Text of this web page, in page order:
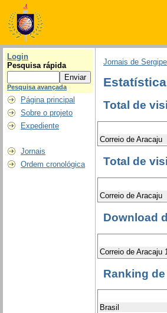
Login
Pesquisa rápida
Pesquisa avançada
Página principal
Sobre o projeto
Expediente
Jornais
Ordem cronológica
Jornais de Sergipe
Total de
Correio de Aracaju
Total de
Correio de Aracaju
Download
Correio de Aracaju
Ranking
Brasil